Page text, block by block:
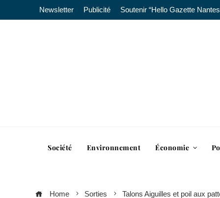
Newsletter Publicité Soutenir “Hello Gazette
Société Environnement Économie
Home Sorties Talons Aiguilles et poil aux